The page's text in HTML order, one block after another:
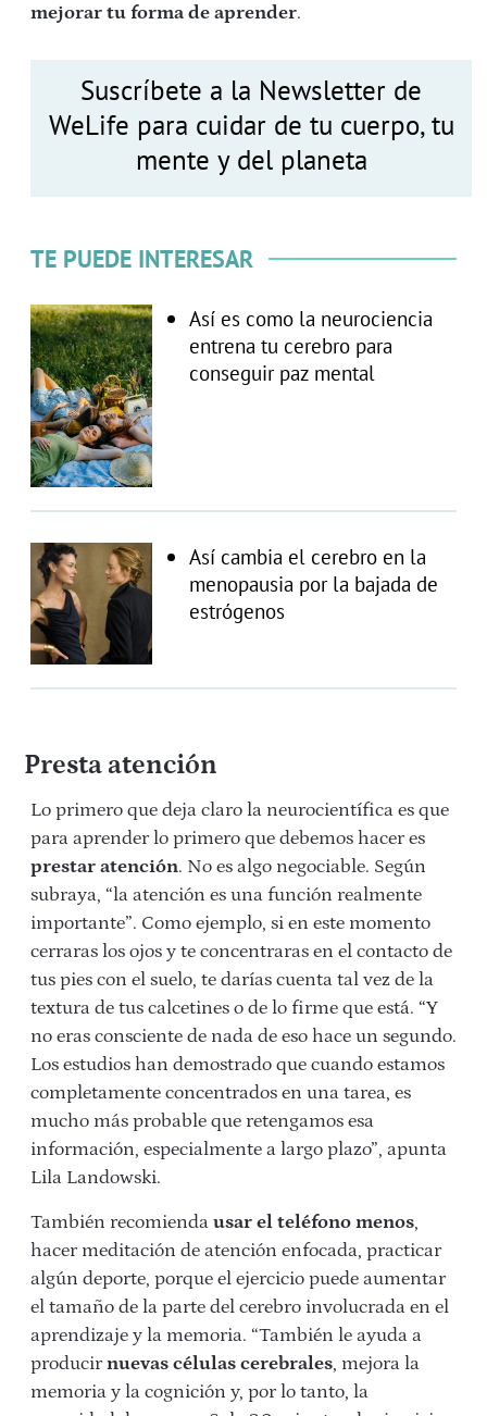
mejorar tu forma de aprender.
Suscríbete a la Newsletter de
WeLife para cuidar de tu cuerpo, tu
mente y del planeta
TE PUEDE INTERESAR
Así es como la neurociencia
entrena tu cerebro para
conseguir paz mental
Así cambia el cerebro en la
menopausia por la bajada de
estrógenos
Presta atención
Lo primero que deja claro la neurocientífica es que
para aprender lo primero que debemos hacer es
prestar atención. No es algo negociable. Según
subraya, “la atención es una función realmente
importante”. Como ejemplo, si en este momento
cerraras los ojos y te concentraras en el contacto de
tus pies con el suelo, te darías cuenta tal vez de la
textura de tus calcetines o de lo firme que está. “Y
no eras consciente de nada de eso hace un segundo.
Los estudios han demostrado que cuando estamos
completamente concentrados en una tarea, es
mucho más probable que retengamos esa
información, especialmente a largo plazo”, apunta
Lila Landowski.
También recomienda usar el teléfono menos,
hacer meditación de atención enfocada, practicar
algún deporte, porque el ejercicio puede aumentar
el tamaño de la parte del cerebro involucrada en el
aprendizaje y la memoria. “También le ayuda a
producirnuevas células cerebrales, mejora la
memoria y la cognición y, por lo tanto, la